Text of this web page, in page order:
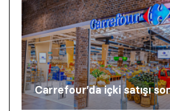
Carrefour’da içki satışı